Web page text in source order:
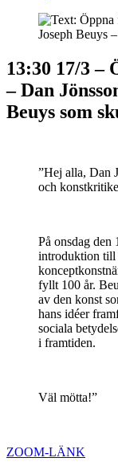
13:30 17/3 –
– Dan
Beuys som
”Hej alla, Dan
och
På onsdag den
introduktion till
fyllt 100 år.
av den konst
hans idéer
sociala
i framtiden.
Väl mötta!”
ZOOM-LÄNK